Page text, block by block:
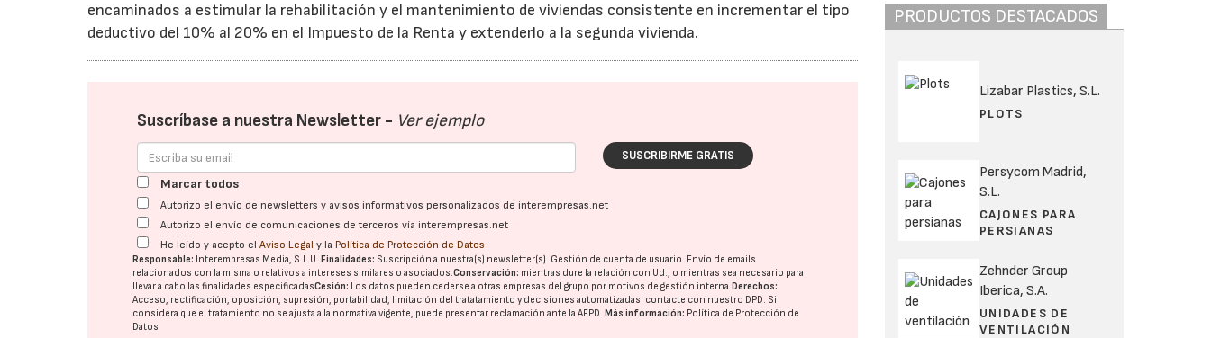
encaminados a estimular la rehabilitación y el mantenimiento de viviendas consistente en incrementar el tipo
deductivo del 10% al 20% en el Impuesto de la Renta y extenderlo a la segunda vivienda.
Suscríbase a nuestra Newsletter - Ver ejemplo
SUSCRIBIRME GRATIS
Marcar todos
Autorizo el envío de newsletters y avisos informativos personalizados de interempresas.net
Autorizo el envío de comunicaciones de terceros vía interempresas.net
He leído y acepto elAviso Legal y la Política de Protección de Datos
Responsable: Interempresas Media, S.L.U. Finalidades: Suscripción a nuestra(s) newsletter(s). Gestión de cuenta de usuario. Envío de emails
relacionados con la misma o relativos a intereses similares o asociados.Conservación: mientras dure la relación con Ud., o mientras sea necesario para
llevar a cabo las finalidades especificadasCesión: Los datos pueden cederse a otras empresas del grupo por motivos de gestión interna. Derechos:
Acceso, rectificación, oposición, supresión, portabilidad, limitación del tratatamiento y decisiones automatizadas: contacte con nuestro DPD. Si
considera que el tratamiento no se ajusta a la normativa vigente, puede presentar reclamación ante laAEPD. Más información: Política de Protección de
Datos
PRODUCTOS DESTACADOS
Lizabar Plastics, S.L.
PLOTS
Persycom Madrid,
S.L.
CAJONES PARA
PERSIANAS
Zehnder Group
Iberica, S.A.
UNIDADES DE
VENTILACIÓN